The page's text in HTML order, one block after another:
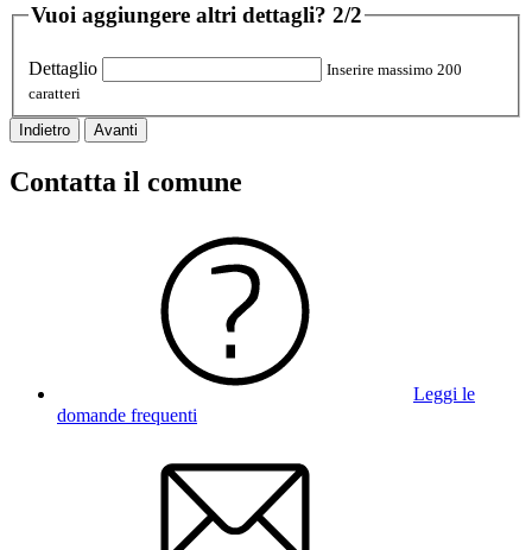
Vuoi aggiungere altri dettagli? 2/2
Dettaglio
Inserire massimo 200
caratteri
Indietro Avanti
Contatta il comune
Leggi le
domande frequenti